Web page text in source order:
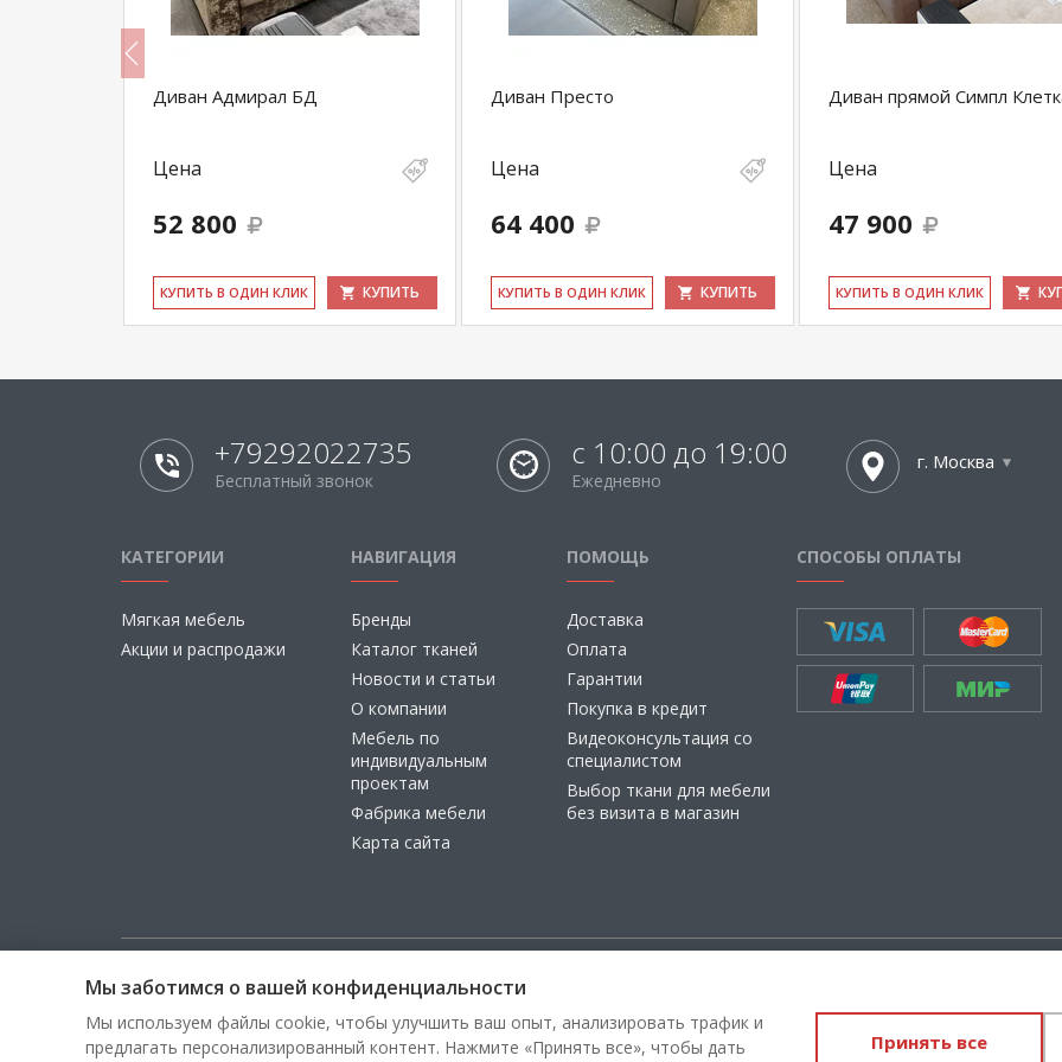
Диван Адмирал БД
Цена
52 800
КУ­ПИТЬ В ОДИН КЛИК КУПИТЬ
Диван Престо
Цена
64 400
КУ­ПИТЬ В ОДИН КЛИК КУПИТЬ
Диван прямой Симпл
Цена
47 900
КУ­ПИТЬ В ОДИН КЛИК
+79292022735
Бесплатный звонок
с 10:00 до 19:00
Ежедневно
г. Москва
КАТЕГОРИИ
Мягкая мебель
Акции и распродажи
НАВИГАЦИЯ
Бренды
Каталог тканей
Новости и статьи
О компании
Мебель по
индивидуальным
проектам
Фабрика мебели
Карта сайта
ПОМОЩЬ
Доставка
Оплата
Гарантии
Покупка в кредит
Видеоконсультация со
специалистом
Выбор ткани для мебели
без визита в магазин
СПОСОБЫ ОПЛАТЫ
Copyright © 2026, ООО «100 Диванов» — Все права защищены
Администрация Сайта не несет
материалы, их содержание,
Вы принимаете условияполитики
Мы заботимся о вашей конфиденциальности
Мы используем файлы cookie, чтобы улучшить ваш опыт, анализировать трафик и
предлагать персонализированный контент. Нажмите «Принять все», чтобы дать
Принять все